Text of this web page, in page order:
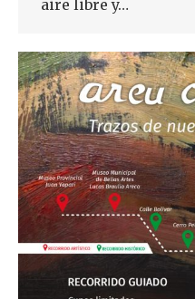
aire libre y…